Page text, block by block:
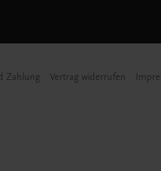
Zahlung Vertrag widerrufen